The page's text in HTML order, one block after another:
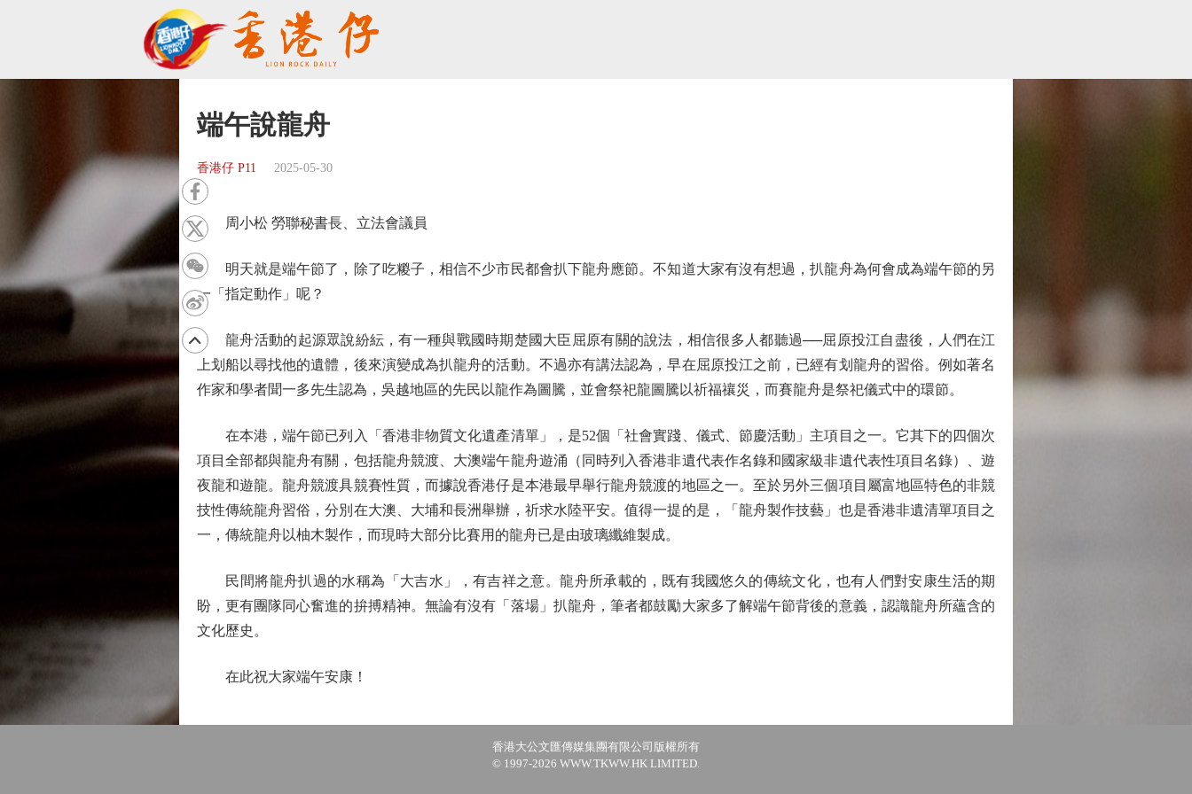
端午說龍舟
香港仔 P11 2025-05-30
周小松 勞聯秘書長、立法會議員
明天就是端午節了，除了吃糉子，相信不少市民都會扒下龍舟應節。不知道大家有沒有想過，扒龍舟為何會成為端午節的另
一「指定動作」呢？
龍舟活動的起源眾說紛紜，有一種與戰國時期楚國大臣屈原有關的說法，相信很多人都聽過──屈原投江自盡後，人們在江
上划船以尋找他的遺體，後來演變成為扒龍舟的活動。不過亦有講法認為，早在屈原投江之前，已經有划龍舟的習俗。例如著名
作家和學者聞一多先生認為，吳越地區的先民以龍作為圖騰，並會祭祀龍圖騰以祈福禳災，而賽龍舟是祭祀儀式中的環節。
在本港，端午節已列入「香港非物質文化遺產清單」，是52個「社會實踐、儀式、節慶活動」主項目之一。它其下的四個次
項目全部都與龍舟有關，包括龍舟競渡、大澳端午龍舟遊涌（同時列入香港非遺代表作名錄和國家級非遺代表性項目名錄）、遊
夜龍和遊龍。龍舟競渡具競賽性質，而據說香港仔是本港最早舉行龍舟競渡的地區之一。至於另外三個項目屬富地區特色的非競
技性傳統龍舟習俗，分別在大澳、大埔和長洲舉辦，祈求水陸平安。值得一提的是，「龍舟製作技藝」也是香港非遺清單項目之
一，傳統龍舟以柚木製作，而現時大部分比賽用的龍舟已是由玻璃纖維製成。
民間將龍舟扒過的水稱為「大吉水」，有吉祥之意。龍舟所承載的，既有我國悠久的傳統文化，也有人們對安康生活的期
盼，更有團隊同心奮進的拚搏精神。無論有沒有「落場」扒龍舟，筆者都鼓勵大家多了解端午節背後的意義，認識龍舟所蘊含的
文化歷史。
在此祝大家端午安康！
香港大公文匯傳媒集團有限公司版權所有
© 1997-2026 WWW.TKWW.HK LIMITED.